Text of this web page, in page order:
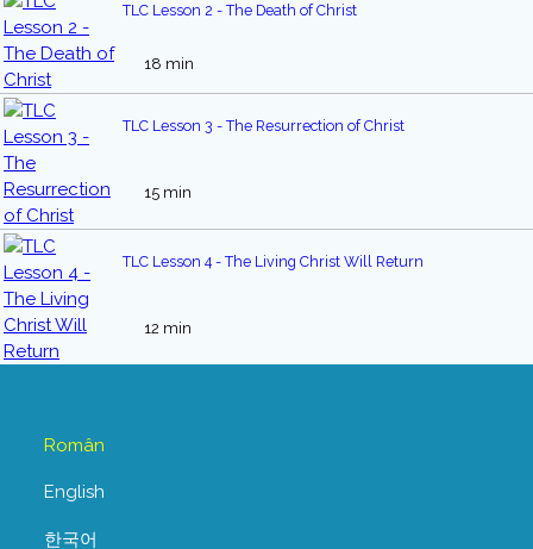
TLC Lesson 2 - The Death of Christ
18 min
TLC Lesson 3 - The Resurrection of Christ
15 min
TLC Lesson 4 - The Living Christ Will Return
12 min
Român
English
한국어